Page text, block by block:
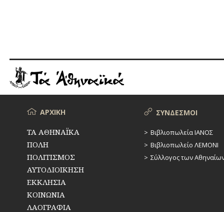
ΜενούΑΡΧΙΚΗ
ΤΑ ΑΘΗΝΑΪΚΑ
ΠΟΛΗ
ΠΟΛΙΤΙΣΜΟΣ
ΑΥΤΟΔΙΟΙΚΗΣΗ
ΕΚΚΛΗΣΙΑ
ΚΟΙΝΩΝΙΑ
ΛΑΟΓΡΑΦΙΑ
ΣΥΝΔΕΣΜΟΙ
Βιβλιοπωλεία ΙΑΝΟΣ
Βιβλιοπωλείο ΛΕΜΟΝΙ
Σύλλογος των